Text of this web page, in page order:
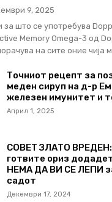
9, 2025
за што се употребува
Memory Omega-3 од
на сите оние чија
Точниот рецепт за
меден сируп на д-р
железен имунитет и
Април 1, 2025
СОВЕТ ЗЛАТО ВРЕДЕН:
готвите ориз
НЕМА ДА ВИ СЕ ЛЕПИ
садот
Декември 17, 2024